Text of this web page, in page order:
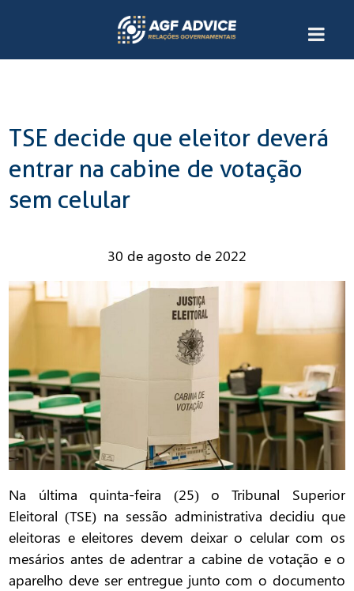
TSE decide que eleitor deverá
entrar na cabine de votação
sem celular
30 de agosto de 2022
Na última quinta-feira (25) o Tribunal Superior
Eleitoral (TSE) na sessão administrativa decidiu que
eleitoras e eleitores devem deixar o celular com os
mesários antes de adentrar a cabine de votação e o
aparelho deve ser entregue junto com o documento